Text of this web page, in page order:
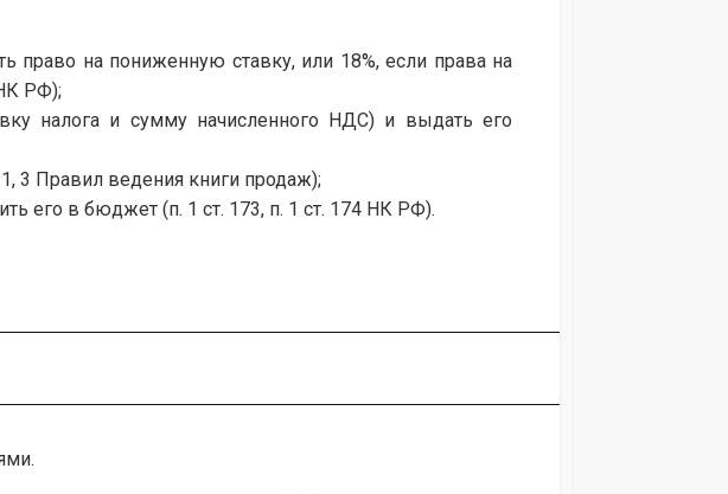
право на пониженную ставку, или 18%, если права на
РФ);
налога и сумму начисленного НДС) и выдать его
3 Правил ведения книги продаж);
его в бюджет (п. 1 ст. 173, п. 1 ст. 174 НК РФ).